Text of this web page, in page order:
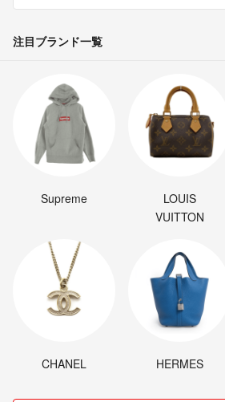
注目ブランド一覧
Supreme
LOUIS
VUITTON
CHANEL HERMES